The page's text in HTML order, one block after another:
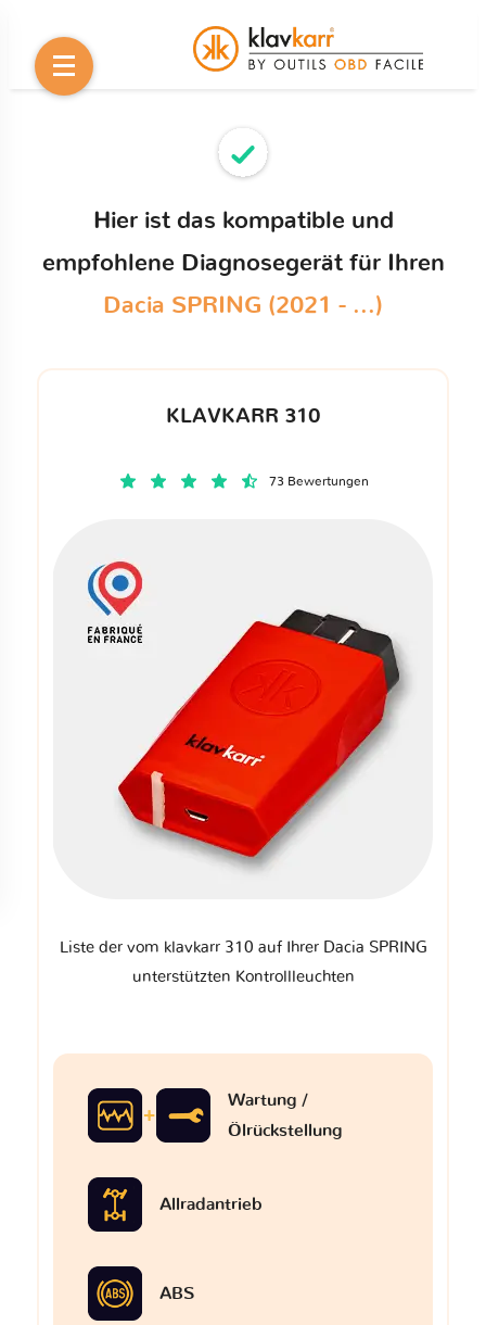
Hier ist das kompatible und
empfohlene Diagnosegerät für Ihren
Dacia SPRING (2021 - ...)
KLAVKARR 310
73 Bewertungen
Liste der vom klavkarr 310 auf Ihrer Dacia SPRING
unterstützten Kontrollleuchten
Wartung /
Ölrückstellung
Allradantrieb
ABS